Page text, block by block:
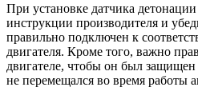
При установке датчика
инструкции производителя и
правильно подключен к
двигателя. Кроме того, важно
двигателе, чтобы он был защищен
не перемещался во время работы